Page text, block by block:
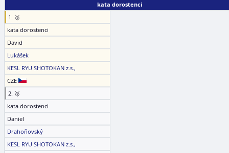
kata dorostenci
1. 🥇
kata dorostenci
David
Lukášek
KESL RYU SHOTOKAN z.s.,
CZE
2. 🥈
kata dorostenci
Daniel
Drahoňovský
KESL RYU SHOTOKAN z.s.,